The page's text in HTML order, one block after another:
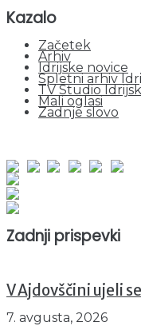
Kazalo
Začetek
Arhiv
Idrijske novice
Spletni arhiv
TV Studio
Mali oglasi
Zadnje slovo
Zadnji prispevki
V Ajdovščini ujeli
7. avgusta, 2026